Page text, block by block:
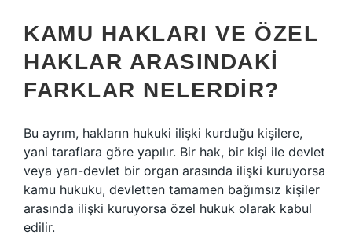
KAMU HAKLARI VE ÖZEL
HAKLAR ARASINDAKI
FARKLAR NELERDIR?
Bu ayrım, hakların hukuki ilişki kurduğu kişilere,
yani taraflara göre yapılır. Bir hak, bir kişi ile devlet
veya yarı-devlet bir organ arasında ilişki kuruyorsa
kamu hukuku, devletten tamamen bağımsız kişiler
arasında ilişki kuruyorsa özel hukuk olarak kabul
edilir.